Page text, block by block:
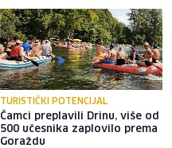
TURISTIČKI POTENCIJAL
Čamci preplavili Drinu, više od
500 učesnika zaplovilo prema
Goraždu